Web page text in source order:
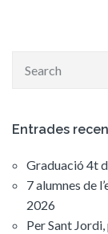
Entrades
Graduació 4t
7 alumnes de
2026
Per Sant